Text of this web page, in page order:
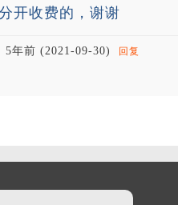
开收费的，谢谢
5年前 (2021-09-30) 回复